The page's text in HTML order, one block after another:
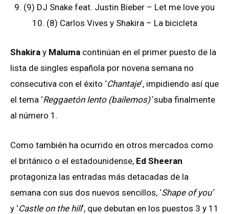
9. (9) DJ Snake feat. Justin Bieber – Let me love you
10. (8) Carlos Vives y Shakira – La bicicleta
Shakira y Maluma continúan en el primer puesto de la
lista de singles española por novena semana no
consecutiva con el éxito ‘Chantaje‘, impidiendo así que
el tema ‘Reggaetón lento (bailemos)’suba finalmente
al número 1.
Como también ha ocurrido en otros mercados como
el británico o el estadounidense, Ed Sheeran
protagoniza las entradas más detacadas de la
semana con sus dos nuevos sencillos, ‘Shape of you’
y ‘Castle on the hill‘, que debutan en los puestos 3 y 11